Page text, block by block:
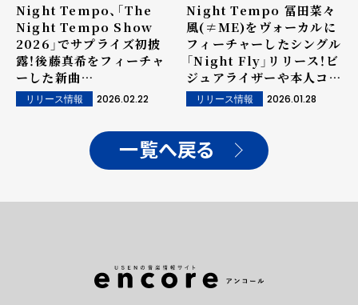
Night Tempo、「The
Night Tempo Show
2026」でサプライズ初披
露！後藤真希をフィーチャ
ーした新曲
「Masterplan」を3/4に
リリース決定！
リリース情報 2026.02.22
Night Tempo 冨田菜々
風(≠ME)をヴォーカルに
フィーチャーしたシングル
「Night Fly」リリース！ビ
ジュアライザーや本人コメ
ントも到着！
リリース情報 2026.01.28
一覧へ戻る